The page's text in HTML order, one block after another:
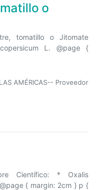
o
tomatillo o Jitomate
L. @page {
AMÉRICAS-- Proveedor
Científico: * Oxalis
{ margin: 2cm } p {